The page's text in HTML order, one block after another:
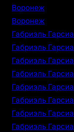
Воронеж
Воронеж
Габриэль
Габриэль
Габриэль
Габриэль
Габриэль
Габриэль
Габриэль
Габриэль